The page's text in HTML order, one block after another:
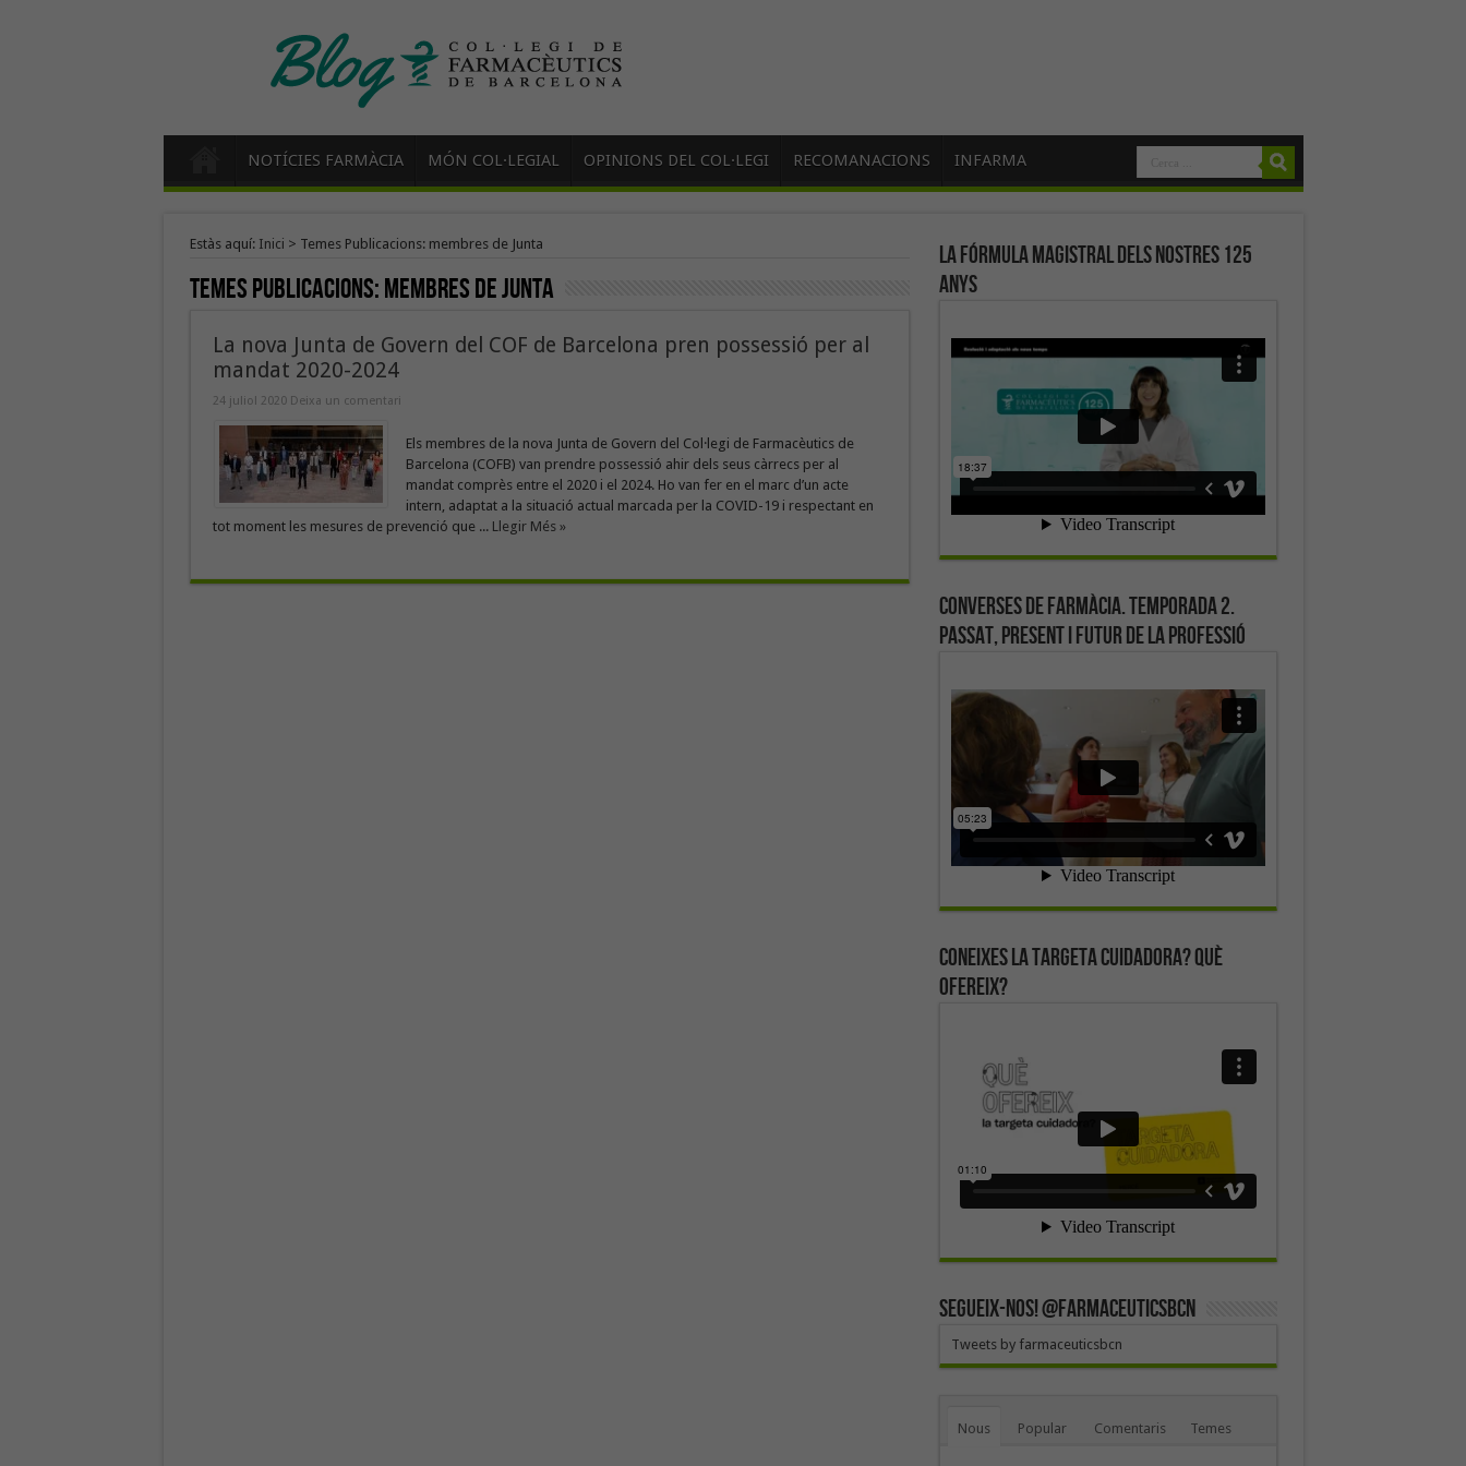
NOTÍCIES FARMÀCIA MÓN COL·LEGIAL OPINIONS DEL COL·LEGI RECOMANACIONS INFARMA
Estàs aquí: Inici > Temes Publicacions: membres de Junta
Temes Publicacions:membres de Junta
La nova Junta de Govern del COF de Barcelona pren possessió per al
mandat 2020-2024
24 juliol 2020 Deixa un comentari
Els membres de la nova Junta de Govern del Col·legi de Farmacèutics de
Barcelona (COFB) van prendre possessió ahir dels seus càrrecs per al
mandat comprès entre el 2020 i el 2024. Ho van fer en el marc d’un acte
intern, adaptat a la situació actual marcada per la COVID-19 i respectant en
tot moment les mesures de prevenció que ... Llegir Més »
La fórmula magistral dels nostres 125
anys
Converses de farmàcia. Temporada 2.
Passat, present i futur de la professió
Coneixes la targeta cuidadora? Què
ofereix?
SEGUEIX-NOS! @farmaceuticsbcn
Tweets by farmaceuticsbcn
Nous Popular Comentaris Temes